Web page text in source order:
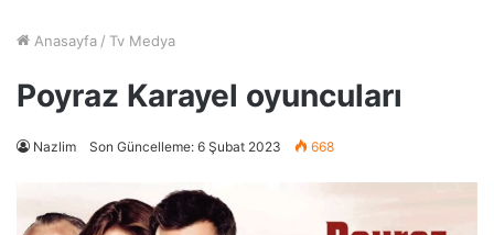
Anasayfa / Tv Medya
Poyraz Karayel oyuncuları
Nazlim Son Güncelleme: 6 Şubat 2023 668